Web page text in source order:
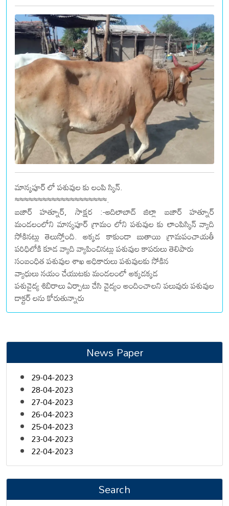
మాన్కపూర్ లో పశువుల కు లంపి స్కిన్.
≈≈≈≈≈≈≈≈≈≈≈≈≈≈≈≈≈≈≈≈.
బజార్ హత్నూర్, సాక్షర :-ఆదిలాబాద్ జిల్లా బజార్ హత్నూర్
మండలంలోని మాన్కపూర్ గ్రామం లోని పశువుల కు లాంపిస్కిన్ వ్యాది
సోకినట్లు తెలుస్తోంది. అక్కడ కాకుండా బుతాయి గ్రామపంచాయతీ
పరిధిలోకి కూడ వ్యాది వ్యాపించినట్లు పశువుల కాపరులు తెలిపారు
సంబంధిత పశువుల శాఖ అధికారులు పశువులకు సోకిన
వ్యాధులు నయం చేయుటకు మండలంలో అక్కడక్కడ
పశువైద్య శిబిరాలు ఏర్పాటు చేసి వైద్యం అందించాలని పలువురు పశువుల
డాక్టర్ లను కోరుతున్నారు
News Paper
29-04-2023
28-04-2023
27-04-2023
26-04-2023
25-04-2023
23-04-2023
22-04-2023
Search